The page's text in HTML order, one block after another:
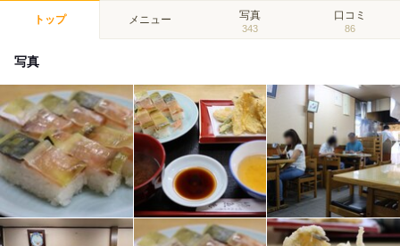
トップ メニュー 写真
343
口コミ
86
写真